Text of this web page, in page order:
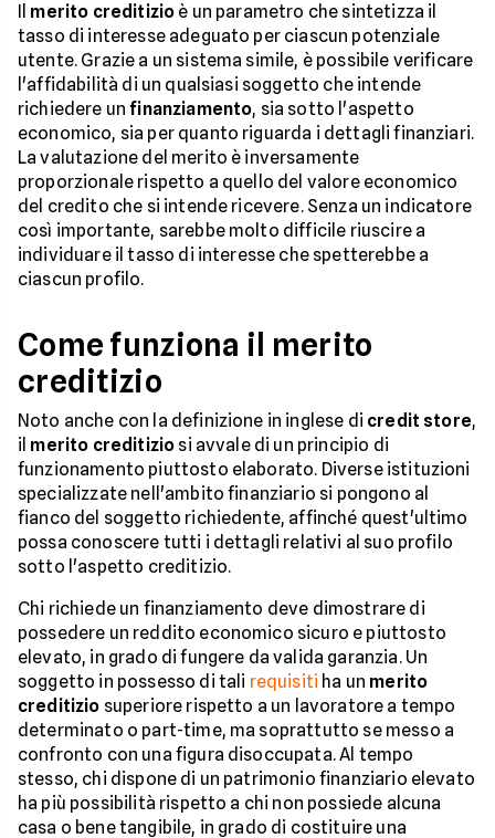
merito creditizio è un parametro che sintetizza il
tasso di interesse adeguato per ciascun potenziale
utente. Grazie a un sistema simile, è possibile verificare
l'affidabilità di un qualsiasi soggetto che intende
richiedere unfinanziamento, sia sotto l'aspetto
economico, sia per quanto riguarda i dettagli finanziari.
La valutazione del merito è inversamente
proporzionale rispetto a quello del valore economico
del credito che si intende ricevere. Senza un indicatore
così importante, sarebbe molto difficile riuscire a
individuare il tasso di interesse che spetterebbe a
ciascun profilo.
Come funziona il merito
creditizio
Noto anche con la definizione in inglese di credit store,
il merito creditizio si avvale di un principio di
funzionamento piuttosto elaborato. Diverse istituzioni
specializzate nell'ambito finanziario si pongono al
fianco del soggetto richiedente, affinché quest'ultimo
possa conoscere tutti i dettagli relativi al suo profilo
sotto l'aspetto creditizio.
Chi richiede un finanziamento deve dimostrare di
possedere un reddito economico sicuro e piuttosto
elevato, in grado di fungere da valida garanzia. Un
soggetto in possesso di tali requisiti ha un merito
creditizio superiore rispetto a un lavoratore a tempo
determinato o part-time, ma soprattutto se messo a
confronto con una figura disoccupata. Al tempo
stesso, chi dispone di un patrimonio finanziario elevato
ha più possibilità rispetto a chi non possiede alcuna
casa o bene tangibile, in grado di costituire una